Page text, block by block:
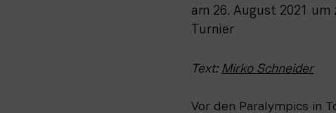
am 26. August 2021
Turnier
Text: Mirko Schneider
Vor den Paralympics in